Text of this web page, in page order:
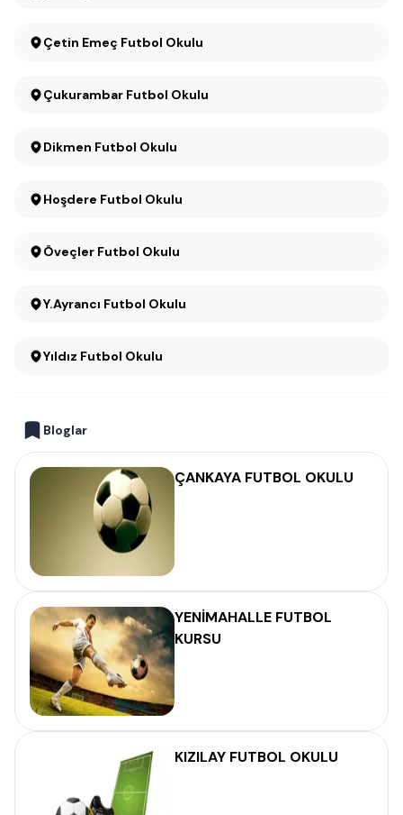
Çetin Emeç Futbol Okulu
Çukurambar Futbol Okulu
Dikmen Futbol Okulu
Hoşdere Futbol Okulu
Öveçler Futbol Okulu
Y.Ayrancı Futbol Okulu
Yıldız Futbol Okulu
Bloglar
ÇANKAYA FUTBOL OKULU
YENİMAHALLE FUTBOL
KURSU
KIZILAY FUTBOL OKULU